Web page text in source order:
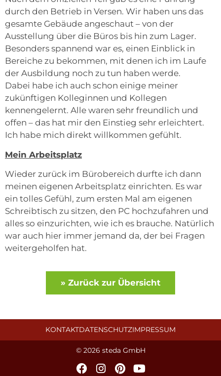
durch den Betrieb in Versen. Wir haben uns das
gesamte Gebäude angeschaut – von der
Ausstellung über die Büros bis hin zum Lager.
Besonders spannend war es, einen Einblick in
Bereiche zu bekommen, mit denen ich im Laufe
der Ausbildung noch zu tun haben werde.
Dabei habe ich auch schon einige meiner
zukünftigen Kolleginnen und Kollegen
kennengelernt. Alle waren sehr freundlich und
offen – das hat mir den Einstieg sehr erleichtert.
Ich habe mich direkt willkommen gefühlt.
Mein Arbeitsplatz
Wieder zurück im Bürobereich durfte ich dann
meinen eigenen Arbeitsplatz einrichten. Es war
ein tolles Gefühl, zum ersten Mal am eigenen
Schreibtisch zu sitzen, den PC hochzufahren und
alles so einzurichten, wie ich es brauche. Natürlich
war auch hier immer jemand da, der bei Fragen
weitergeholfen hat.
» Zurück zur Übersicht
KONTAKTDATENSCHUTZIMPRESSUM
© 2026 steda GmbH